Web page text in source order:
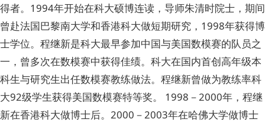
得者。1994年开始在科大硕博连读，导师朱清时院士，期间
曾赴法国巴黎南大学和香港科大做短期研究，1998年获得博
士学位。程继新是科大最早参加中国与美国数模赛的队员之
一，曾多次在数模赛中获得佳绩。科大在国内首创高年级本
科生与研究生出任数模赛教练做法。程继新曾做为教练率科
大92级学生获得美国数模赛特等奖。 1998－2000年，程继
新在香港科大做博士后。2000－2003年在哈佛大学做博士